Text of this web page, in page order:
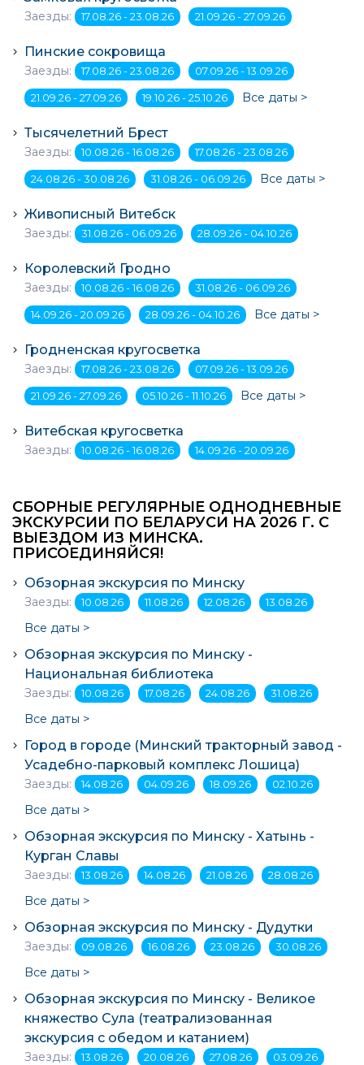
Заезды: 17.08.26 - 23.08.26 21.09.26 - 27.09.26
Пинские сокровища
Заезды: 17.08.26 - 23.08.26 07.09.26 - 13.09.26
21.09.26 - 27.09.26 19.10.26 - 25.10.26 Все даты >
Тысячелетний Брест
Заезды: 10.08.26 - 16.08.26 17.08.26 - 23.08.26
24.08.26 - 30.08.26 31.08.26 - 06.09.26 Все даты >
Живописный Витебск
Заезды: 31.08.26 - 06.09.26 28.09.26 - 04.10.26
Королевский Гродно
Заезды: 10.08.26 - 16.08.26 31.08.26 - 06.09.26
14.09.26 - 20.09.26 28.09.26 - 04.10.26 Все даты >
Гродненская кругосветка
Заезды: 17.08.26 - 23.08.26 07.09.26 - 13.09.26
21.09.26 - 27.09.26 05.10.26 - 11.10.26 Все даты >
Витебская кругосветка
Заезды: 10.08.26 - 16.08.26 14.09.26 - 20.09.26
СБОРНЫЕ РЕГУЛЯРНЫЕ ОДНОДНЕВНЫЕ
ЭКСКУРСИИ ПО БЕЛАРУСИ НА 2026 Г. С
ВЫЕЗДОМ ИЗ МИНСКА.
ПРИСОЕДИНЯЙСЯ!
Обзорная экскурсия по Минску
Заезды: 10.08.26 11.08.26 12.08.26 13.08.26
Все даты >
Обзорная экскурсия по Минску -
Национальная библиотека
Заезды: 10.08.26 17.08.26 24.08.26 31.08.26
Все даты >
Город в городе (Минский тракторный завод -
Усадебно-парковый комплекс Лошица)
Заезды: 14.08.26 04.09.26 18.09.26 02.10.26
Все даты >
Обзорная экскурсия по Минску - Хатынь -
Курган Славы
Заезды: 13.08.26 14.08.26 21.08.26 28.08.26
Все даты >
Обзорная экскурсия по Минску - Дудутки
Заезды: 09.08.26 16.08.26 23.08.26 30.08.26
Все даты >
Обзорная экскурсия по Минску - Великое
княжество Сула (театрализованная
экскурсия с обедом и катанием)
Заезды: 13.08.26 20.08.26 27.08.26 03.09.26